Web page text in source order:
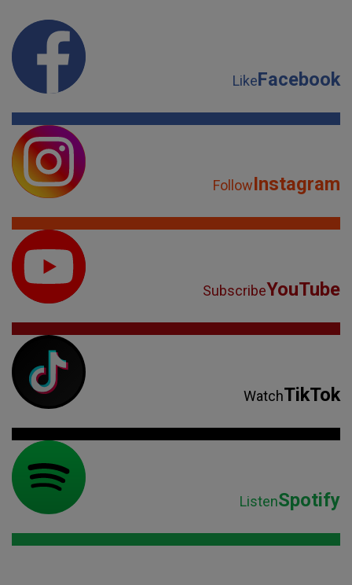
LikeFacebook
FollowInstagram
SubscribeYouTube
WatchTikTok
ListenSpotify